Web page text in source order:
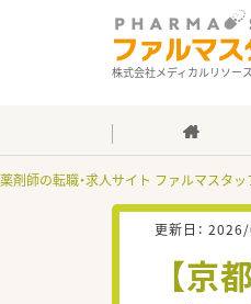
株式会社メディカルリソース
薬剤師の転職・求人サイト ファルマスタッ
更新日：
【京